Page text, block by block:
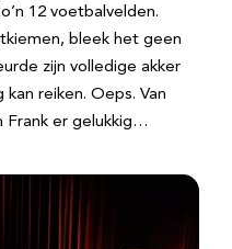
12 voetbalvelden.
bleek het geen
zijn volledige akker
reiken. Oeps. Van
Frank er gelukkig…